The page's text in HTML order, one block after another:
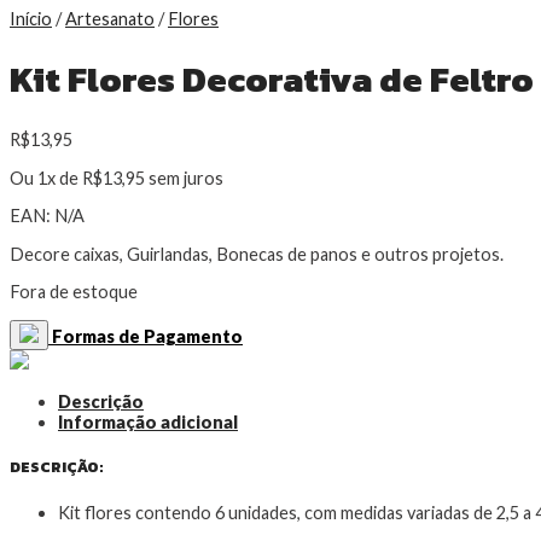
Início /Artesanato / Flores
Kit Flores Decorativa de Feltro
R$13,95
Ou 1x de R$13,95 sem juros
EAN: N/A
Decore caixas, Guirlandas, Bonecas de panos e outros projetos.
Fora de estoque
Formas de Pagamento
Descrição
Informação adicional
DESCRIÇÃO:
Kit flores contendo 6 unidades, com medidas variadas de 2,5 a